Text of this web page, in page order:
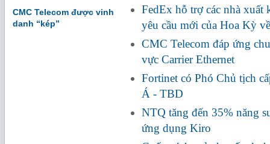
CMC Telecom được vinh
danh “kép”
FedEx hỗ trợ các nhà xuất
yêu cầu mới của Hoa Kỳ
CMC Telecom đáp ứng
vực Carrier Ethernet
Fortinet có Phó Chủ tịch
Á - TBD
NTQ tăng đến 35% năng
ứng dụng Kiro